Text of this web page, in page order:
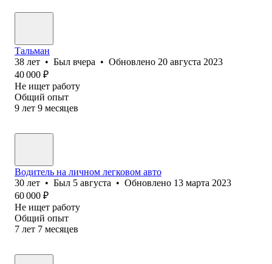
Тальман
38 лет • Был вчера • Обновлено 20 августа 2023
40 000 ₽
Не ищет работу
Общий опыт
9 лет 9 месяцев
Водитель на личном легковом авто
30 лет • Был 5 августа • Обновлено 13 марта 2023
60 000 ₽
Не ищет работу
Общий опыт
7 лет 7 месяцев